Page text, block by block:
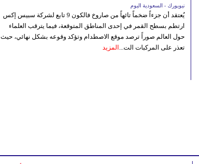
نيويورك - السعودية اليوم
يُعتقد أن جزءاً ضخماً تائهاً من صاروخ فالكون 9 تابع لشركة سبيس إكس
ارتطم بسطح القمر في إحدى المناطق المتوقعة، فيما يترقب العلماء
حول العالم صوراً ترصد موقع الاصطدام وتؤكد وقوعه بشكل نهائي، حيث
تعذر على المركبات الت... المزيد